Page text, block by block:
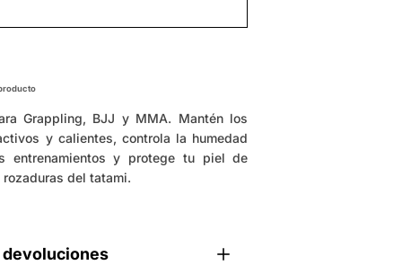
Grappling, BJJ y MMA. Mantén los
y calientes, controla la humedad
entrenamientos y protege tu piel de
del tatami.
devoluciones